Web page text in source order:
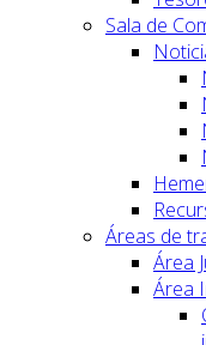
Sala de
Áreas de
Área
Área